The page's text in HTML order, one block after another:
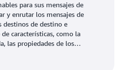
para sus mensajes de
y enrutar los mensajes de
destinos de destino e
características, como la
las propiedades de los
mensajes en toda su flota.